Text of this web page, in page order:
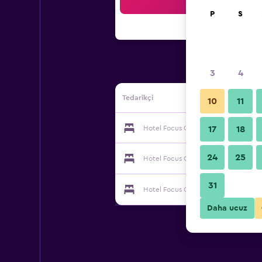
Tedarikçi
Hotel Focus Centrum
Hotel Focus Centrum
Hotel Focus Centrum Konferencyjne
P S
3 4
10 11
17 18
24 25
31
Daha ucuz